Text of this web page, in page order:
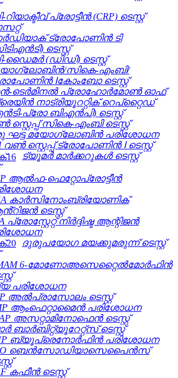
റിയാക്ടീവ് പ്രോട്ടീൻ (CRP) ടെസ്റ്റ്
ട്രോപോണിൻ ടി
ടെസ്റ്റ്
ഡൈമർ (ഡിഡി) ടെസ്റ്റ്
സികെ-എംബി/
Ⅰകോംബോ ടെസ്റ്റ്
ടെർമിനൽ പ്രോഹോർമോൺ ഓഫ്
നാട്രിയൂററ്റിക് റെപ്റ്റൈഡ്
പ്രോ ബി‌എൻ‌പി) ടെസ്റ്റ്
സ്റ്റെപ്പ് സികെ-എംബി ടെസ്റ്റ്
ഘട്ട മയോഗ്ലോബിൻ പരിശോധന
വൺ സ്റ്റെപ്പ് ട്രോപോണിൻ Ⅰ ടെസ്റ്റ്
ട്യൂമർ മാർക്കറുകൾ ടെസ്റ്റ്
ആൽഫ-ഫെറ്റോപ്രോട്ടീൻ
കാർസിനോംബ്രിയോണിക്
ടെസ്റ്റ്
പ്രോസ്റ്റേറ്റ് നിർദ്ദിഷ്ട ആന്റിജൻ
ദുരുപയോഗ മയക്കുമരുന്ന് ടെസ്റ്റ്
6-മോണോഅസെറ്റൈൽമോർഫിൻ
പരിശോധന
അൽപ്രാസോലം ടെസ്റ്റ്
ആംഫെറ്റാമൈൻ പരിശോധന
അസറ്റാമിനോഫെൻ ടെസ്റ്റ്
ബാർബിറ്റ്യൂറേറ്റ്സ് ടെസ്റ്റ്
ബ്യൂപ്രെനോർഫിൻ പരിശോധന
ബെൻസോഡിയാസെപൈൻസ്
കഫീൻ ടെസ്റ്റ്